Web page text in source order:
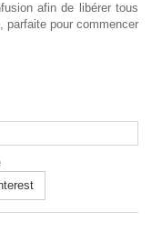
afin de libérer tous
parfaite pour commencer